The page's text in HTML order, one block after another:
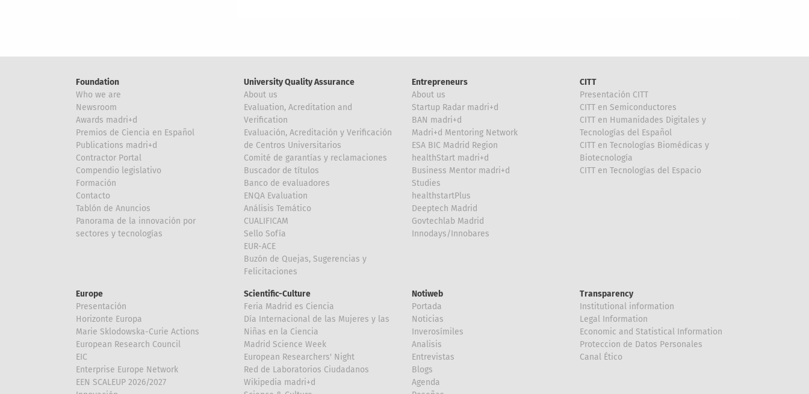
Foundation
Who we are
Newsroom
Awards madri+d
Premios de Ciencia en Español
Publications madri+d
Contractor Portal
Compendio legislativo
Formación
Contacto
Tablón de Anuncios
Panorama de la innovación por
sectores y tecnologías
University Quality Assurance
About us
Evaluation, Acreditation and
Verification
Evaluación, Acreditación y Verificación
de Centros Universitarios
Comité de garantías y reclamaciones
Buscador de títulos
Banco de evaluadores
ENQA Evaluation
Análisis Temático
CUALIFICAM
Sello Sofía
EUR-ACE
Buzón de Quejas, Sugerencias y
Felicitaciones
Entrepreneurs
About us
Startup Radar madri+d
BAN madri+d
Madri+d Mentoring Network
ESA BIC Madrid Region
healthStart madri+d
Business Mentor madri+d
Studies
healthstartPlus
Deeptech Madrid
Govtechlab Madrid
Innodays/Innobares
CITT
Presentación CITT
CITT en Semiconductores
CITT en Humanidades Digitales y
Tecnologías del Español
CITT en Tecnologías Biomédicas y
Biotecnología
CITT en Tecnologías del Espacio
Europe
Presentación
Horizonte Europa
Marie Sklodowska-Curie Actions
European Research Council
EIC
Enterprise Europe Network
EEN SCALEUP 2026/2027
Scientific-Culture
Feria Madrid es Ciencia
Día Internacional de las Mujeres y las
Niñas en la Ciencia
Madrid Science Week
European Researchers' Night
Red de Laboratorios Ciudadanos
Wikipedia madri+d
Notiweb
Portada
Noticias
Inverosímiles
Analisis
Entrevistas
Blogs
Agenda
Transparency
Institutional information
Legal Information
Economic and Statistical Information
Proteccion de Datos Personales
Canal Ético